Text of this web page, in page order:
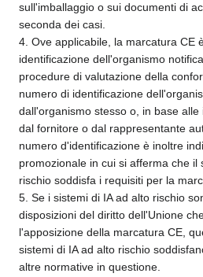
sull'imballaggio o sui documenti di
seconda dei casi.
4. Ove applicabile, la marcatura CE
identificazione dell'organismo
procedure di valutazione della
numero di identificazione
dall'organismo stesso o, in base alle
dal fornitore o dal rappresentante
numero d'identificazione è inoltre
promozionale in cui si afferma che il
rischio soddisfa i requisiti per la
5. Se i sistemi di IA ad alto rischio
disposizioni del diritto dell'Unione
l'apposizione della marcatura CE,
sistemi di IA ad alto rischio
altre normative in questione.